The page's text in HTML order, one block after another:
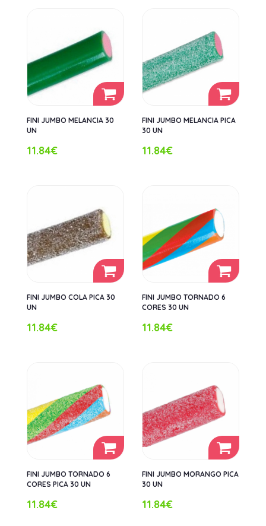
FINI JUMBO MELANCIA 30
UN
11.84€
FINI JUMBO MELANCIA PICA
30 UN
11.84€
FINI JUMBO COLA PICA 30
UN
11.84€
FINI JUMBO TORNADO 6
CORES 30 UN
11.84€
FINI JUMBO TORNADO 6
CORES PICA 30 UN
11.84€
FINI JUMBO MORANGO PICA
30 UN
11.84€